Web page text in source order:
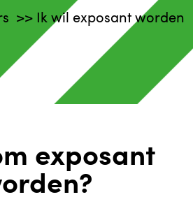
Ik wil exposant worden
exposant